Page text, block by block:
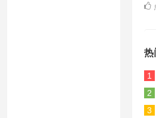
热
1
2
3